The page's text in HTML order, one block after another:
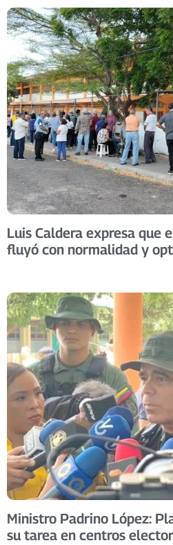
Luis Caldera expresa que
fluyó con normalidad y
Ministro Padrino López:
su tarea en centros